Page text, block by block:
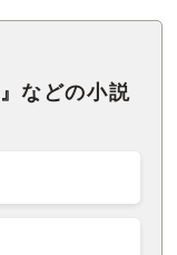
などの小説